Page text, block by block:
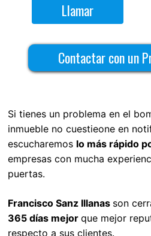
Llamar
Contactar con un
Si tienes un problema en el
inmueble no cuestieone en
escucharemos lo más rápido
empresas con mucha
puertas.
Francisco Sanz Illanas son
365 días mejor que mejor
respecto a sus clientes.